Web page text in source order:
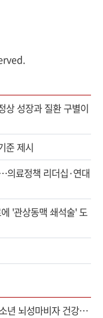
성장과 질환 구별이
준 제시
의료정책 리더십·연대
'관상동맥 쇄석술' 도
비자 건강보험 확대 적용